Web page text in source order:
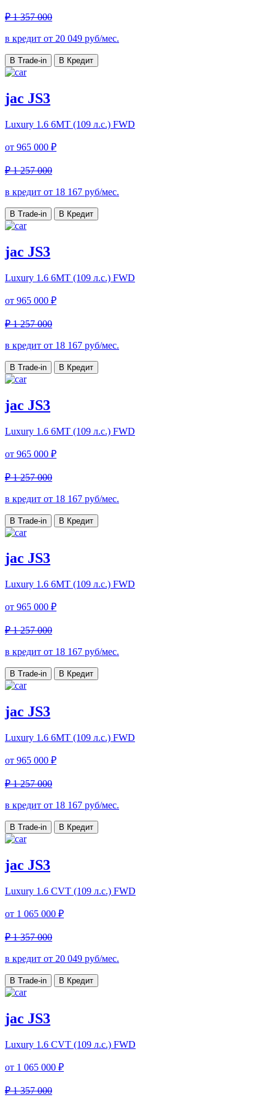
₽ 1 357 000
в кредит от 20 049 руб/мес.
В Trade-in В Кредит
jac JS3
Luxury 1.6 6MT (109 л.с.) FWD
от 965 000 ₽
₽ 1 257 000
в кредит от 18 167 руб/мес.
В Trade-in В Кредит
jac JS3
Luxury 1.6 6MT (109 л.с.) FWD
от 965 000 ₽
₽ 1 257 000
в кредит от 18 167 руб/мес.
В Trade-in В Кредит
jac JS3
Luxury 1.6 6MT (109 л.с.) FWD
от 965 000 ₽
₽ 1 257 000
в кредит от 18 167 руб/мес.
В Trade-in В Кредит
jac JS3
Luxury 1.6 6MT (109 л.с.) FWD
от 965 000 ₽
₽ 1 257 000
в кредит от 18 167 руб/мес.
В Trade-in В Кредит
jac JS3
Luxury 1.6 6MT (109 л.с.) FWD
от 965 000 ₽
₽ 1 257 000
в кредит от 18 167 руб/мес.
В Trade-in В Кредит
jac JS3
Luxury 1.6 CVT (109 л.с.) FWD
от 1 065 000 ₽
₽ 1 357 000
в кредит от 20 049 руб/мес.
В Trade-in В Кредит
jac JS3
Luxury 1.6 CVT (109 л.с.) FWD
от 1 065 000 ₽
₽ 1 357 000